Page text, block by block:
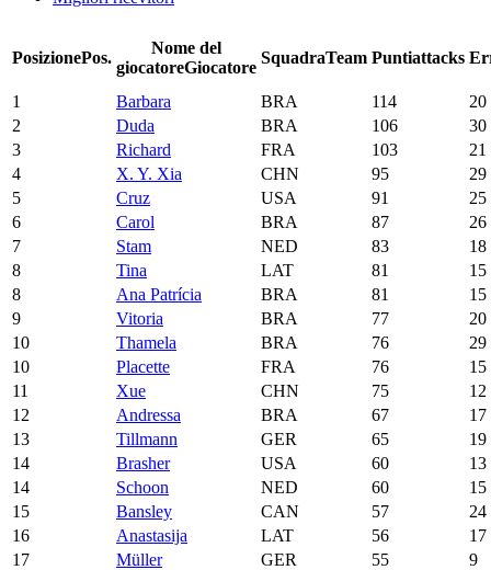
PosizionePos.
Nome del
giocatoreGiocatore
SquadraTeam Puntiattacks
1 Barbara BRA 114
20
2
Duda BRA 106
30
3
Richard FRA 103
21
4
X. Y. Xia CHN 95
29
5
Cruz USA 91
25
6
Carol BRA 87
26
7
Stam NED 83
18
8
Tina LAT 81
15
8
Ana Patrícia BRA 81
15
9
Vitoria BRA 77
20
10
Thamela BRA 76
29
10
Placette FRA 76
15
11
Xue CHN 75
12
12
Andressa BRA 67
17
13
Tillmann GER 65
19
14
Brasher USA 60
13
14
Schoon NED 60
15
15
Bansley CAN 57
24
16
Anastasija LAT 56
17
17
Müller GER 55
9